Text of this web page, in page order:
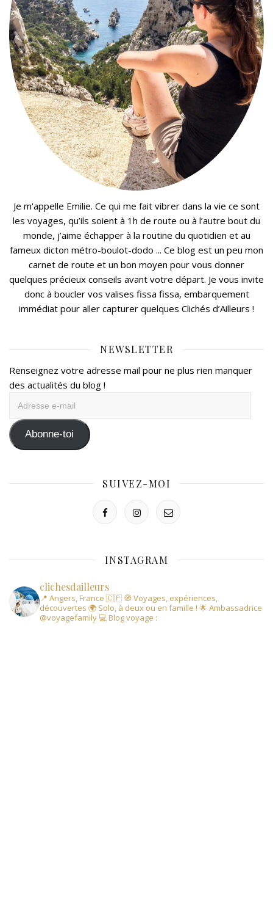
Je m'appelle Emilie. Ce qui me fait vibrer dans la vie ce sont
les voyages, qu’ils soient à 1h de route ou à l’autre bout du
monde, j’aime échapper à la routine du quotidien et au
fameux dicton métro-boulot-dodo ... Ce blog est un peu mon
carnet de route et un bon moyen pour vous donner
quelques précieux conseils avant votre départ. Je vous invite
donc à boucler vos valises fissa fissa, embarquement
immédiat pour aller capturer quelques Clichés d’Ailleurs !
NEWSLETTER
Renseignez votre adresse mail pour ne plus rien manquer
des actualités du blog !
mail Abonne-toi
SUIVEZ-MOI
INSTAGRAM
clichesdailleurs
📍 Angers, France 🇨🇵 🧭 Voyages, expériences,
découvertes 🌍 Solo, à deux ou en famille ! 🌟 Ambassadrice
@voyagefamily 💻 Blog voyage :